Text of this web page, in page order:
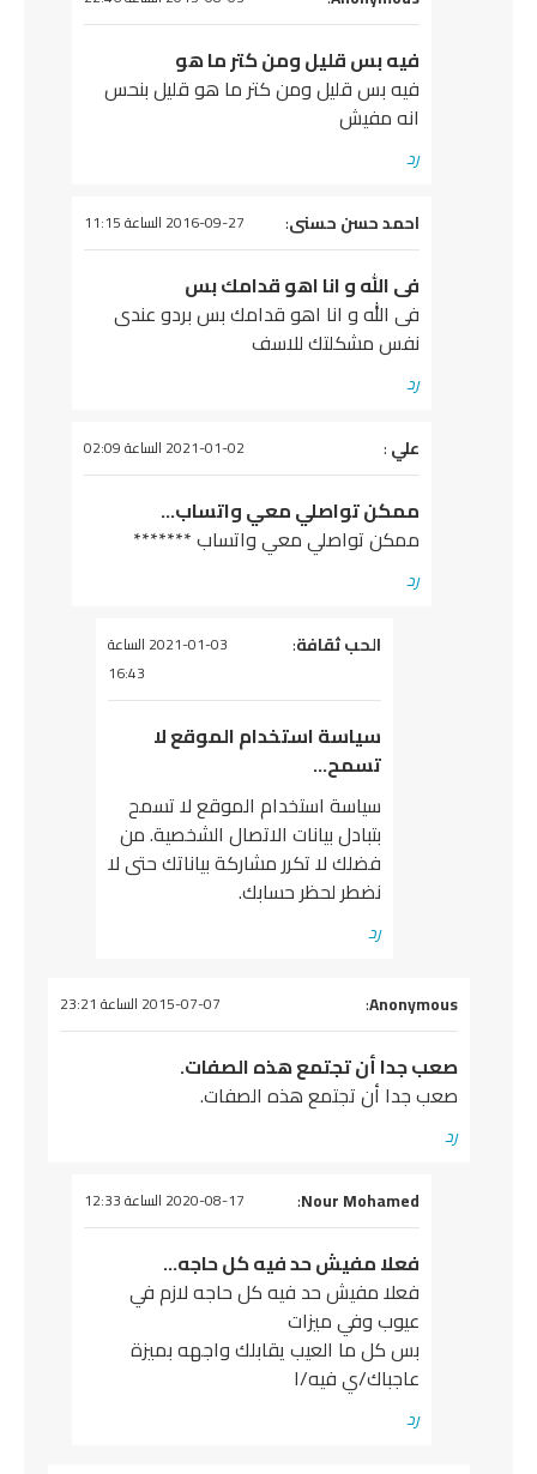
فيه بس قليل ومن كتر ما هو
فيه بس قليل ومن كتر ما هو قليل بنحس
انه مفيش
رد
يقول
احمد حسن حسنى: 2016-09-27 الساعة 11:15
فى الله و انا اهو قدامك بس
فى الله و انا اهو قدامك بس بردو عندى
نفس مشكلتك للاسف
رد
يقول
علي: 2021-01-02 الساعة 02:09
ممكن تواصلي معي واتساب…
ممكن تواصلي معي واتساب *******
رد
يقول
الحب ثقافة:
2021-01-03 الساعة
16:43
سياسة استخدام الموقع لا
تسمح…
سياسة استخدام الموقع لا تسمح
بتبادل بيانات الاتصال الشخصية. من
فضلك لا تكرر مشاركة بياناتك حتى لا
نضطر لحظر حسابك.
رد
يقول
Anonymous
: 2015-07-07 الساعة 23:21
صعب جدا أن تجتمع هذه الصفات.
صعب جدا أن تجتمع هذه الصفات.
رد
يقول
Nour Mohamed
: 2020-08-17 الساعة 12:33
فعلا مفيش حد فيه كل حاجه…
فعلا مفيش حد فيه كل حاجه لازم في
عيوب وفي ميزات
بس كل ما العيب يقابلك واجهه بميزة
عاجباك/ي فيه/ا
رد